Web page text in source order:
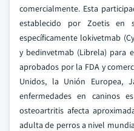
comercialmente. Esta
establecido por Zoetis en
específicamente lokivetmab
y bedinvetmab (Librela) para
aprobados por la FDA y
Unidos, la Unión Europea,
enfermedades en caninos
osteoartritis afecta
adulta de perros a nivel